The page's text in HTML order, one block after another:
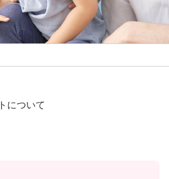
について